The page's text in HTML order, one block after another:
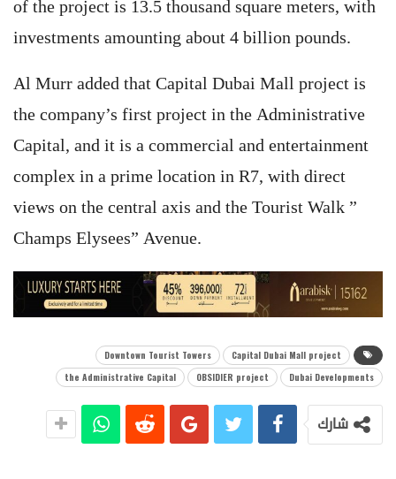
of ​​the project is 13.5 thousand square meters, with
investments amounting about 4 billion pounds.
Al Murr added that Capital Dubai Mall project is
the company’s first project in the Administrative
Capital, and it is a commercial and entertainment
complex in a prime location in R7, with direct
views on the central axis and the Tourist Walk ”
Champs Elysees” Avenue.
Capital Dubai Mall project
Downtown Tourist Towers
Dubai Developments
OBSIDIER project
the Administrative Capital
شارك